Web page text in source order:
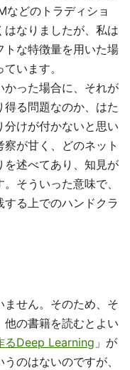
などのトラディショ
なりましたが、私は
トな特徴量を用いた場
います。
かった場合に、それが
得る問題なのか、はた
分けが付かないと思い
が甘く、どのネット
を述べてあり、知見が
そういった意味で、
する上でのハンドクラ
ません。そのため、そ
の書籍を読むとよい
るDeep Learning 」が
のはないのですが、